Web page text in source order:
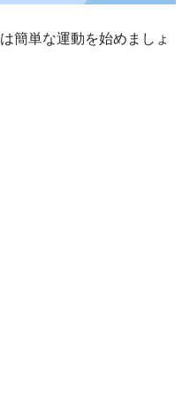
簡単な運動を始めましょ